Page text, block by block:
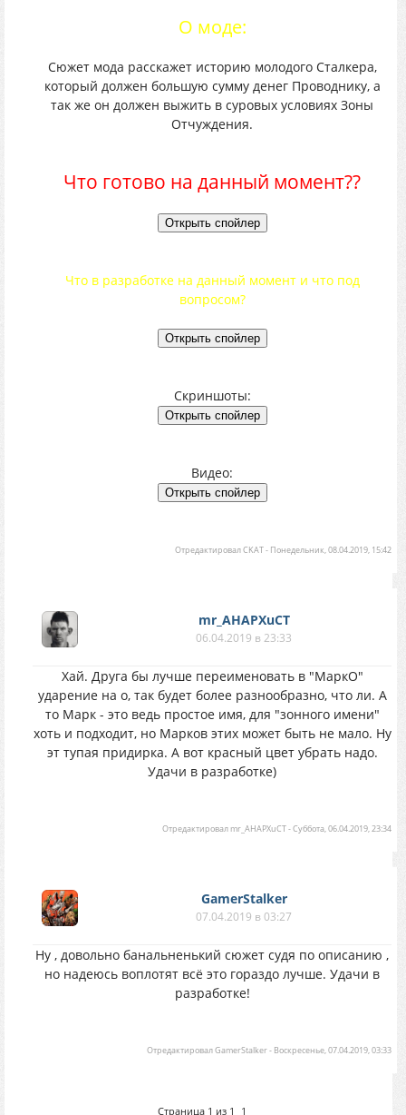
О моде:
Сюжет мода расскажет историю молодого Сталкера,
который должен большую сумму денег Проводнику, а
так же он должен выжить в суровых условиях Зоны
Отчуждения.
Что готово на данный момент??
Что в разработке на данный момент и что под
вопросом?
Скриншоты:
Видео:
ОтредактировалCKAT- Понедельник, 08.04.2019, 15:42
mr_AHAPXuCT
06.04.2019 в 23:33
Хай. Друга бы лучше переименовать в "МаркО"
ударение на о, так будет более разнообразно, что ли. А
то Марк - это ведь простое имя, для "зонного имени"
хоть и подходит, но Марков этих может быть не мало. Ну
эт тупая придирка. А вот красный цвет убрать надо.
Удачи в разработке)
Отредактировал mr_AHAPXuCT-Суббота, 06.04.2019, 23:34
GamerStalker
07.04.2019 в 03:27
Ну , довольно банальненький сюжет судя по описанию ,
но надеюсь воплотят всё это гораздо лучше. Удачи в
разработке!
ОтредактировалGamerStalker- Воскресенье, 07.04.2019, 03:33
Страница 1 из 1 1